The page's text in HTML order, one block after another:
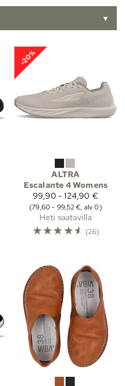
▼
-20%
ALTRA
Escalante 4 Womens
99,90 - 124,90 €
(79,60 - 99,52 €, alv 0)
Heti saatavilla
☆☆☆☆☆ (26)